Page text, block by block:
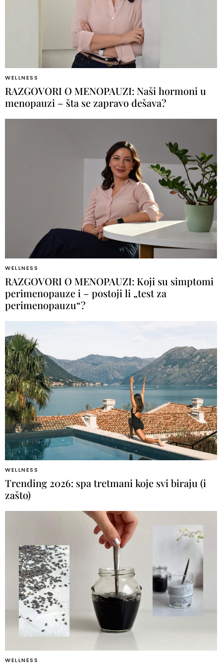
WELLNESS
RAZGOVORI O MENOPAUZI: Naši hormoni u
menopauzi – šta se zapravo dešava?
WELLNESS
RAZGOVORI O MENOPAUZI: Koji su simptomi
perimenopauze i – postoji li „test za
perimenopauzu“?
WELLNESS
Trending 2026: spa tretmani koje svi biraju (i
zašto)
WELLNESS